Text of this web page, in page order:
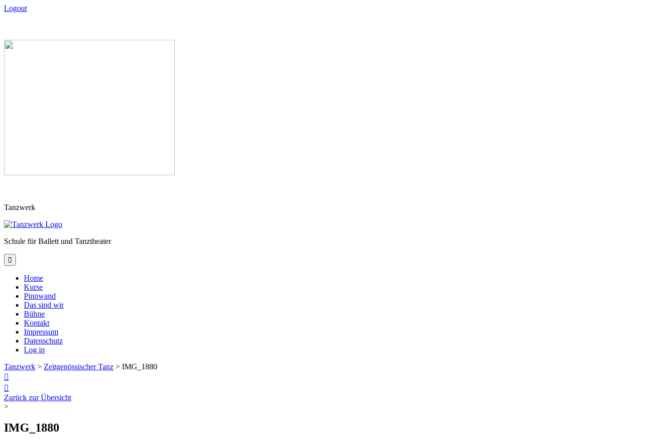
Logout
to
Tanzwerk
Schule für Ballett und Tanztheater

Home
Kurse
Pinnwand
Das sind wir
Bühne
Kontakt
Impressum
Datenschutz
Log in
Tanzwerk > Zeitgenössischer Tanz > IMG_1880


Zurück zur Übersicht
>
IMG_1880